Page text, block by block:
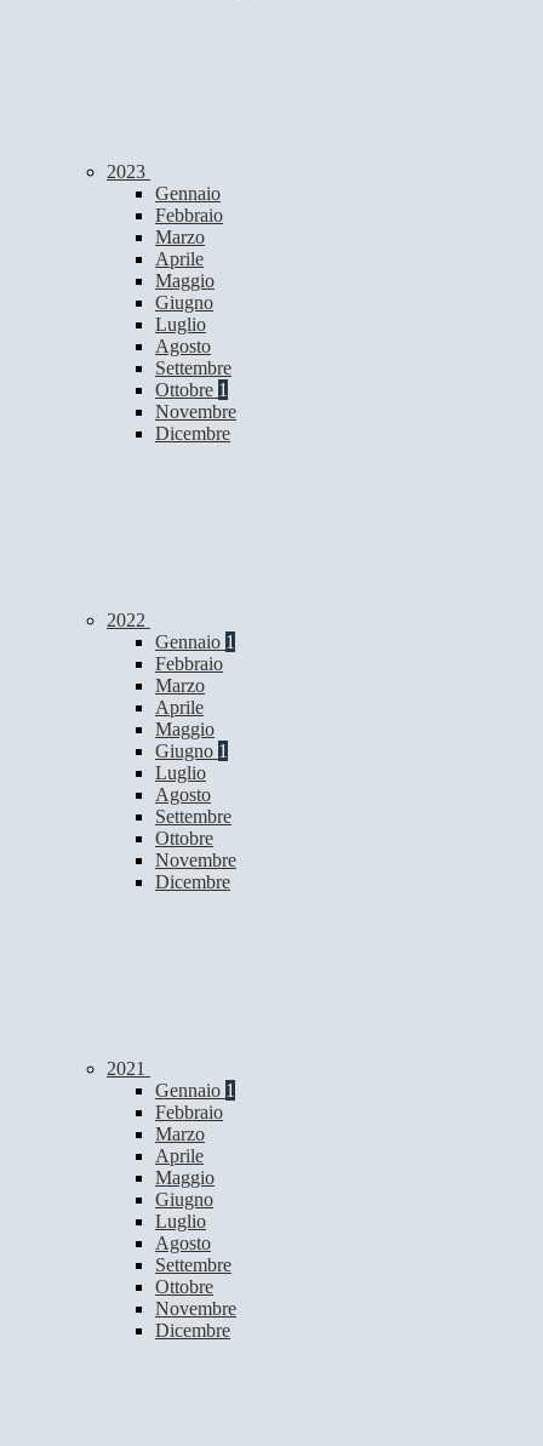
2023
Gennaio
Febbraio
Marzo
Aprile
Maggio
Giugno
Luglio
Agosto
Settembre
Ottobre 1
Novembre
Dicembre
2022
Gennaio 1
Febbraio
Marzo
Aprile
Maggio
Giugno 1
Luglio
Agosto
Settembre
Ottobre
Novembre
Dicembre
2021
Gennaio 1
Febbraio
Marzo
Aprile
Maggio
Giugno
Luglio
Agosto
Settembre
Ottobre
Novembre
Dicembre